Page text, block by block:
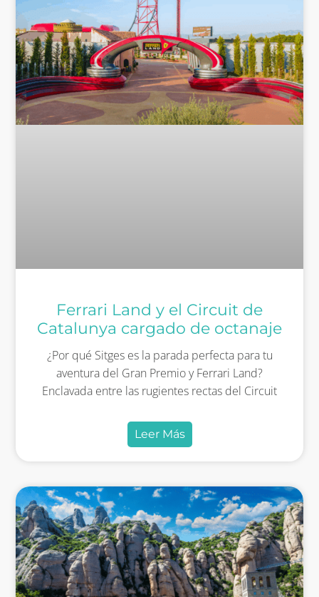
Ferrari Land y el Circuit de
Catalunya cargado de octanaje
¿Por qué Sitges es la parada perfecta para tu
aventura del Gran Premio y Ferrari Land?
Enclavada entre las rugientes rectas del Circuit
Leer Más